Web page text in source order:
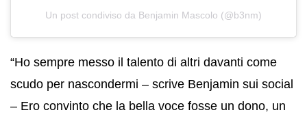
Un post condiviso da Benjamin Mascolo (@b3nm)
“Ho sempre messo il talento di altri davanti come
scudo per nascondermi – scrive Benjamin sui social
– Ero convinto che la bella voce fosse un dono, un